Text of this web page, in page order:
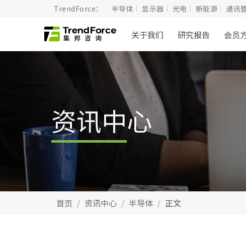
TrendForce： 半导体 显示器 光电 新能源 通讯
关于我们 研究报告 会员
资讯中心
首页 资讯中心 半导体 正文